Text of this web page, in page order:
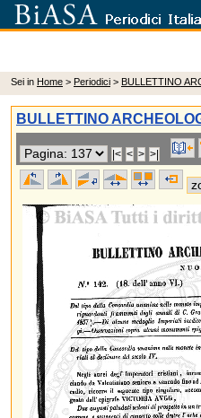
Sei in Home > Periodici > BULLETTINO
BULLETTINO